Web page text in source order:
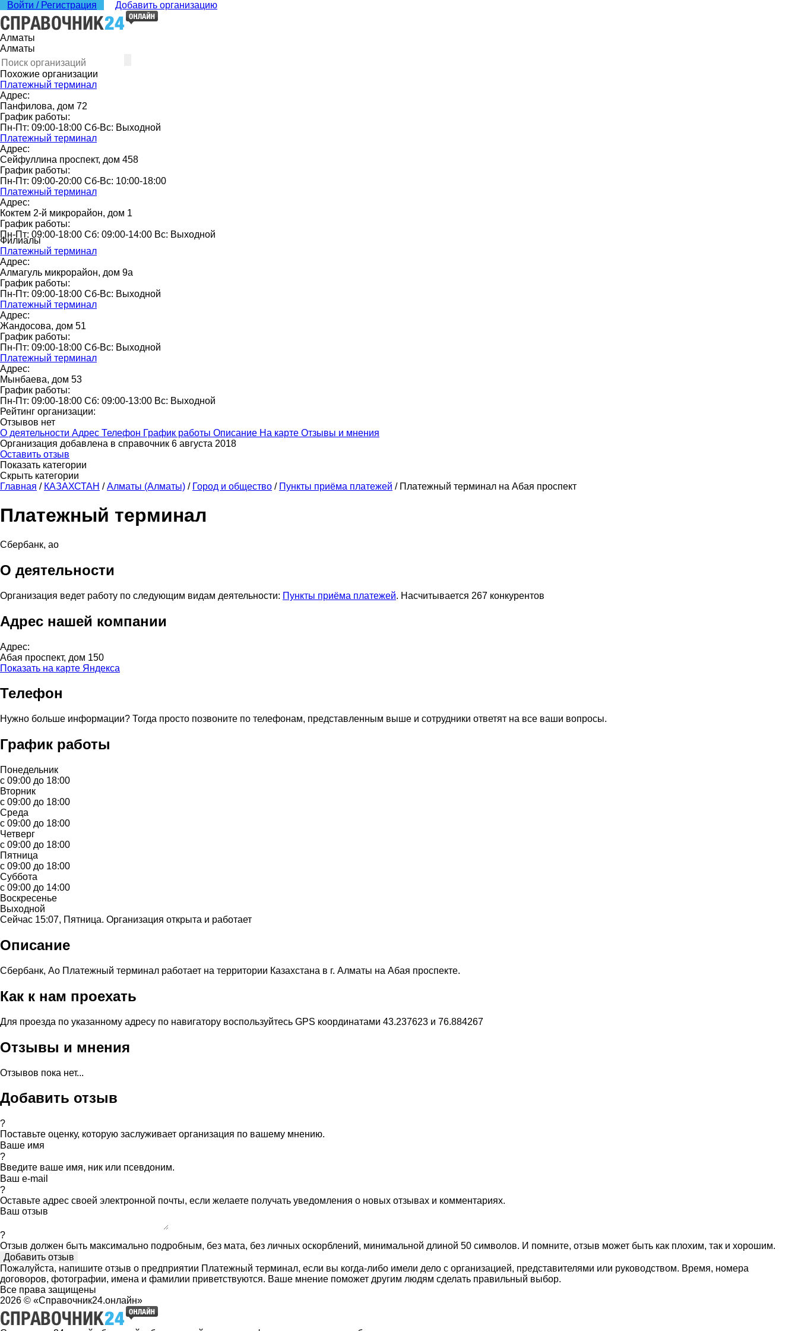
Войти / Регистрация Добавить организацию
Алматы
Алматы
Похожие организации
Платежный терминал
Адрес:
Панфилова, дом 72
График работы:
Пн-Пт: 09:00-18:00 Сб-Вс: Выходной
Платежный терминал
Адрес:
Сейфуллина проспект, дом 458
График работы:
Пн-Пт: 09:00-20:00 Сб-Вс: 10:00-18:00
Платежный терминал
Адрес:
Коктем 2-й микрорайон, дом 1
График работы:
Пн-Пт: 09:00-18:00 Сб: 09:00-14:00 Вс: Выходной
Филиалы
Платежный терминал
Адрес:
Алмагуль микрорайон, дом 9а
График работы:
Пн-Пт: 09:00-18:00 Сб-Вс: Выходной
Платежный терминал
Адрес:
Жандосова, дом 51
График работы:
Пн-Пт: 09:00-18:00 Сб-Вс: Выходной
Платежный терминал
Адрес:
Мынбаева, дом 53
График работы:
Пн-Пт: 09:00-18:00 Сб: 09:00-13:00 Вс: Выходной
Рейтинг организации:
Отзывов нет
О деятельности Адрес Телефон График работы Описание На карте Отзывы и мнения
Организация добавлена в справочник 6 августа 2018
Оставить отзыв
Показать категории
Скрыть категории
Главная / КАЗАХСТАН / Алматы (Алматы) / Город и общество / Пункты приёма платежей / Платежный терминал на Абая проспект
Платежный терминал
Сбербанк, ао
О деятельности
Организация ведет работу по следующим видам деятельности: Пункты приёма платежей. Насчитывается 267 конкурентов
Адрес нашей компании
Адрес:
Абая проспект, дом 150
Показать на карте Яндекса
Телефон
Нужно больше информации? Тогда просто позвоните по телефонам, представленным выше и сотрудники ответят на все ваши вопросы.
График работы
Понедельник
с 09:00 до 18:00
Вторник
с 09:00 до 18:00
Среда
с 09:00 до 18:00
Четверг
с 09:00 до 18:00
Пятница
с 09:00 до 18:00
Суббота
с 09:00 до 14:00
Воскресенье
Выходной
Сейчас 15:07, Пятница. Организация открыта и работает
Описание
Сбербанк, Ао Платежный терминал работает на территории Казахстана в г. Алматы на Абая проспекте.
Как к нам проехать
Для проезда по указанному адресу по навигатору воспользуйтесь GPS координатами 43.237623 и 76.884267
Отзывы и мнения
Отзывов пока нет...
Добавить отзыв
?
Поставьте оценку, которую заслуживает организация по вашему мнению.
Ваше имя
?
Введите ваше имя, ник или псевдоним.
Ваш e-mail
?
Оставьте адрес своей электронной почты, если желаете получать уведомления о новых отзывах и комментариях.
Ваш отзыв
?
Отзыв должен быть максимально подробным, без мата, без личных оскорблений, минимальной длиной 50 символов. И помните, отзыв может быть как плохим, так и хорошим.
Пожалуйста, напишите отзыв о предприятии Платежный терминал, если вы когда-либо имели дело с организацией, представителями или руководством. Время, номера
договоров, фотографии, имена и фамилии приветствуются. Ваше мнение поможет другим людям сделать правильный выбор.
Все права защищены
2026 © «Справочник24.онлайн»